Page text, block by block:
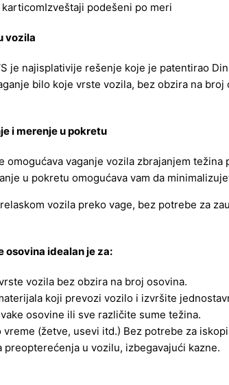
podešeni po meri
vozila
je najisplativije rešenje koje je patentirao
bilo koje vrste vozila, bez obzira na
i merenje u pokretu
omogućava vaganje vozila zbrajanjem
u pokretu omogućava vam da
vozila preko vage, bez potrebe za
osovina idealan je za:
vozila bez obzira na broj osovina.
koji prevozi vozilo i izvršite
osovine ili sve različite sume težina.
vreme (žetve, usevi itd.) Bez potrebe za
preopterećenja u vozilu, izbegavajući kazne.